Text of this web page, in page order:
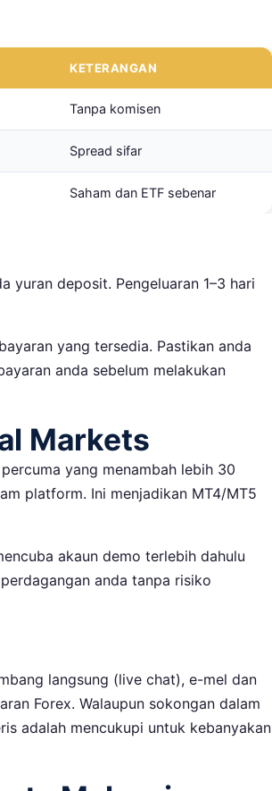
KETERANGAN
Tanpa komisen
Spread sifar
Saham dan ETF sebenar
yuran deposit. Pengeluaran 1–3 hari
yang tersedia. Pastikan anda
anda sebelum melakukan
Markets
yang menambah lebih 30
platform. Ini menjadikan MT4/MT5
akaun demo terlebih dahulu
anda tanpa risiko
langsung (live chat), e-mel dan
Forex. Walaupun sokongan dalam
adalah mencukupi untuk kebanyakan